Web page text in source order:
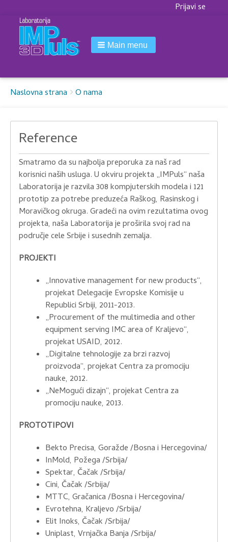
Korisnički
Prijavi se
Main menu
Breadcrumbs
You
Naslovna strana O nama
Reference
Smatramo da su najbolja preporuka za naš rad
korisnici naših usluga. U okviru projekta „IMPuls“ naša
Laboratorija je razvila 308 kompjuterskih modela i 121
prototip za potrebe preduzeća Raškog, Rasinskog i
Moravičkog okruga. Gradeći na ovim rezultatima ovog
projekta, naša Laboratorija je proširila svoj rad na
područje cele Srbije i susednih zemalja.
PROJEKTI
„Innovative management for new products“,
projekat Delegacije Evropske Komisije u
Republici Srbiji, 2011-2013.
„Procurement of the multimedia and other
equipment serving IMC area of Kraljevo“,
projekat USAID, 2012.
„Digitalne tehnologije za brzi razvoj
proizvoda“, projekat Centra za promociju
nauke, 2012.
„NeMogući dizajn“, projekat Centra za
promociju nauke, 2013.
PROTOTIPOVI
Bekto Precisa, Goražde /Bosna i Hercegovina/
InMold, Požega /Srbija/
Spektar, Čačak /Srbija/
Cini, Čačak /Srbija/
MTTC, Gračanica /Bosna i Hercegovina/
Evrotehna, Kraljevo /Srbija/
Elit Inoks, Čačak /Srbija/
Uniplast, Vrnjačka Banja /Srbija/